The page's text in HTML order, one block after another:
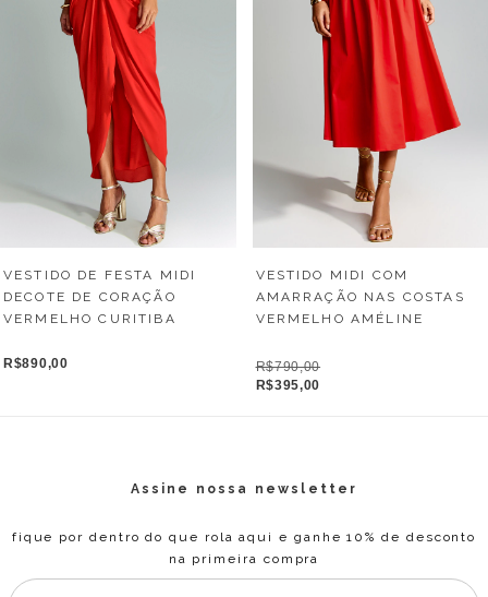
VESTIDO DE FESTA MIDI
DECOTE DE CORAÇÃO
VERMELHO CURITIBA
R$890,00
VESTIDO MIDI COM
AMARRAÇÃO NAS COSTAS
VERMELHO AMÉLINE
R$790,00
R$395,00
Assine nossa newsletter
fique por dentro do que rola aqui e ganhe 10% de desconto
na primeira compra